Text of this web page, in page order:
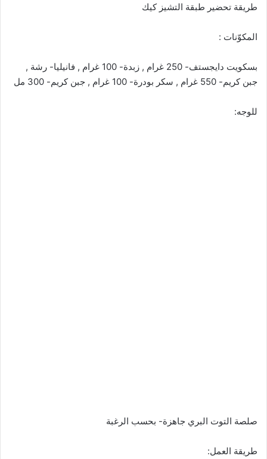
طريقة تحضير طبقة التشيز كيك
المكوّنات :
بسكويت دايجستف- 250 غرام , زبدة- 100 غرام , فانيليا- رشة ,
جبن كريم- 550 غرام , سكر بودرة- 100 غرام , جبن كريم- 300 مل
للوجه:
صلصة التوت البري جاهزة- بحسب الرغبة
طريقة العمل: